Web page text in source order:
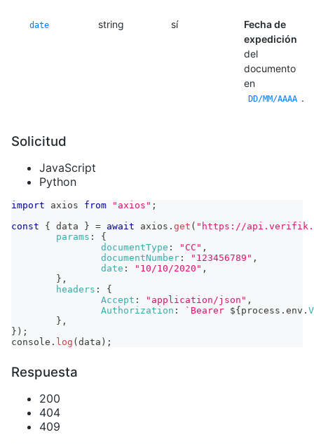
date string sí
Fecha de
expedición
del
documento
en
DD/MM/AAAA .
Solicitud
JavaScript
Python
import axios from "axios" ;
const
{ data } = await axios . get ( "https://
params :
{
documentType : "CC" ,
documentNumber : "123456789" ,
date : "10/10/2020" ,
} ,
headers :
{
Accept : "application/json" ,
Authorization : ` Bearer ${ process . env .
} ,
} ) ;
console . log ( data ) ;
Respuesta
200
404
409